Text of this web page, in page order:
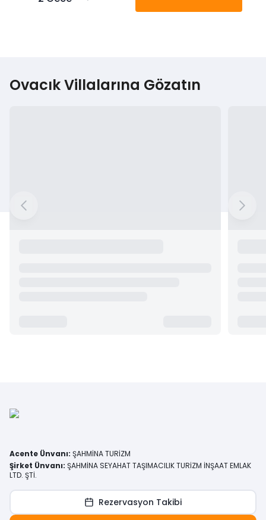
Ovacık Villalarına Gözatın
Acente Ünvanı: ŞAHMİNA TURİZM
Şirket Ünvanı: ŞAHMİNA SEYAHAT TAŞIMACILIK TURİZM İNŞAAT EMLAK
LTD. ŞTİ.
Rezervasyon Takibi